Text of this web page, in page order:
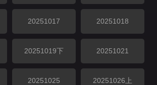
20251017 20251018
20251019下 20251021
20251025 20251026上